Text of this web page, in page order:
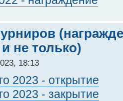
не только)
18:13
2023 - открытие
2023 - закрытие